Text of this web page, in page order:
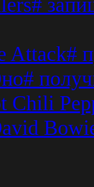
Attack#
Chili